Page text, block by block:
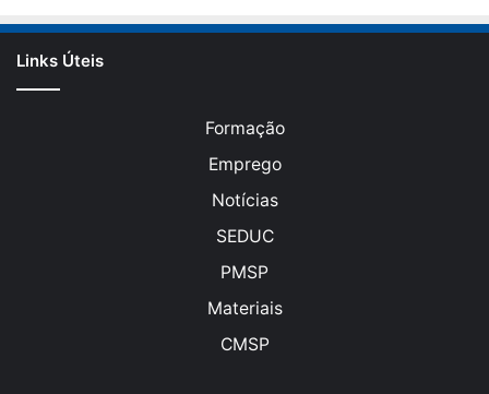
Links Úteis
Formação
Emprego
Notícias
SEDUC
PMSP
Materiais
CMSP